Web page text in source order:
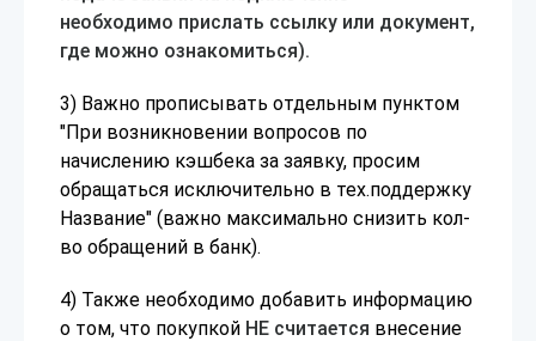
необходимо прислать ссылку или документ,
где можно ознакомиться).
3) Важно прописывать отдельным пунктом
"При возникновении вопросов по
начислению кэшбека за заявку, просим
обращаться исключительно в тех.поддержку
Название" (важно максимально снизить кол-
во обращений в банк).
4) Также необходимо добавить информацию
о том, что покупкой НЕ считается внесение